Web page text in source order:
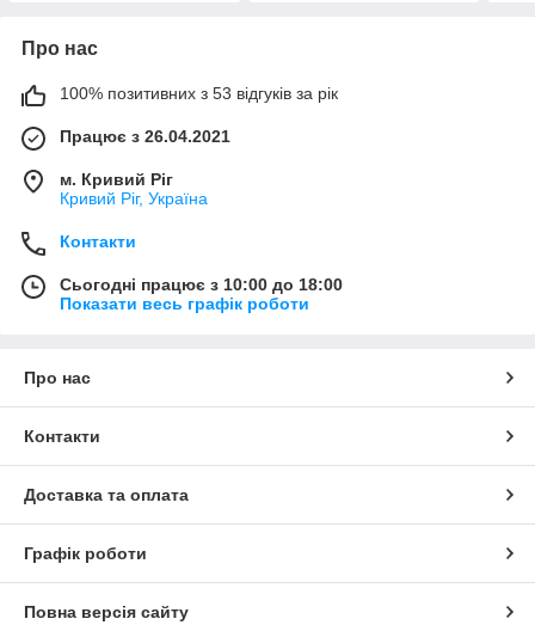
Про нас
100% позитивних з 53 відгуків за рік
Працює з 26.04.2021
м. Кривий Ріг
Кривий Ріг, Україна
Контакти
Сьогодні працює з 10:00 до 18:00
Показати весь графік роботи
Про нас
Контакти
Доставка та оплата
Графік роботи
Повна версія сайту